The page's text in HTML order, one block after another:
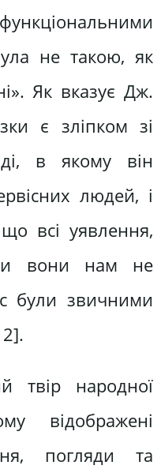
не такою, як
Як вказує Дж.
є зліпком зі
в якому він
людей, і
всі уявлення,
вони нам не
були звичними
твір народної
відображені
погляди та